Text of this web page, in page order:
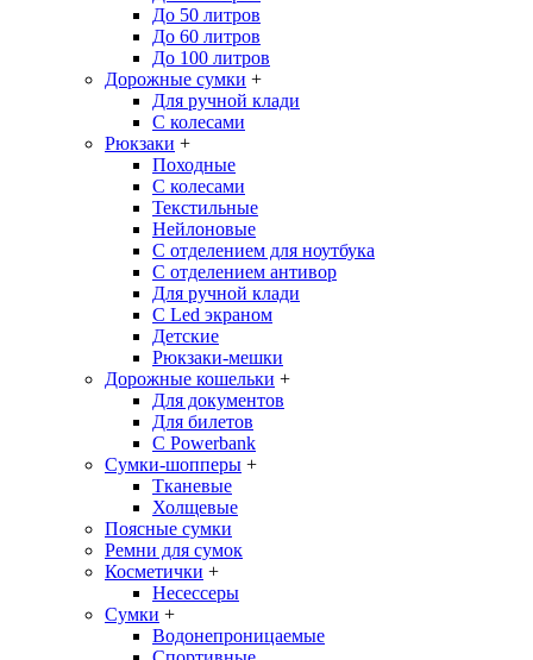
До 50 литров
До 60 литров
До 100 литров
Дорожные сумки +
Для ручной клади
С колесами
Рюкзаки +
Походные
С колесами
Текстильные
Нейлоновые
С отделением для ноутбука
С отделением антивор
Для ручной клади
С Led экраном
Детские
Рюкзаки-мешки
Дорожные кошельки +
Для документов
Для билетов
С Powerbank
Сумки-шопперы +
Тканевые
Холщевые
Поясные сумки
Ремни для сумок
Косметички +
Несессеры
Сумки +
Водонепроницаемые